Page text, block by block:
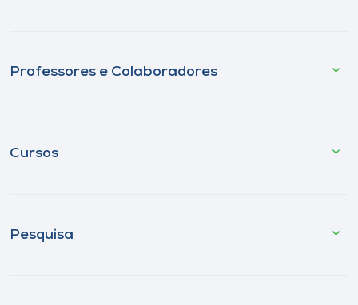
Professores e Colaboradores
Cursos
Pesquisa